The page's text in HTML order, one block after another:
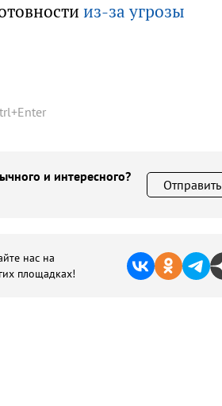
из-за угрозы
+Enter
и интересного?
Отправить
нас на
площадках!